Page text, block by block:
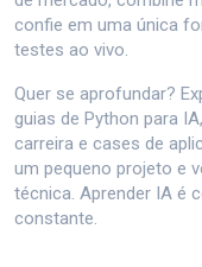
confie em uma única
testes ao vivo.
Quer se aprofundar?
guias de Python para
carreira e cases de
um pequeno projeto e
técnica. Aprender IA é
constante.